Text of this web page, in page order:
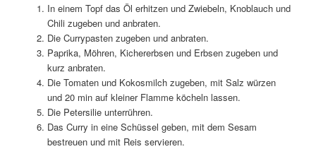
In einem Topf das Öl erhitzen und Zwiebeln, Knoblauch und
Chili zugeben und anbraten.
Die Currypasten zugeben und anbraten.
Paprika, Möhren, Kichererbsen und Erbsen zugeben und
kurz anbraten.
Die Tomaten und Kokosmilch zugeben, mit Salz würzen
und 20 min auf kleiner Flamme köcheln lassen.
Die Petersilie unterrühren.
Das Curry in eine Schüssel geben, mit dem Sesam
bestreuen und mit Reis servieren.